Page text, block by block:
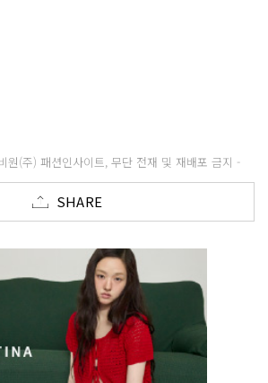
(주) 패션인사이트, 무단 전재 및 재배포 금지 -
SHARE